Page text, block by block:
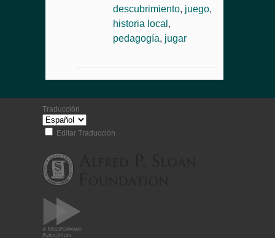
descubrimiento, juego,
historia local ,
pedagogía, jugar
Traducción
Editar Traducción